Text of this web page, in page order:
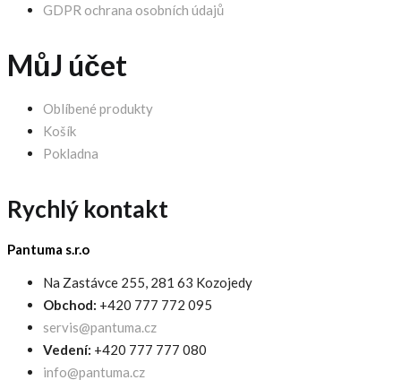
GDPR ochrana osobních údajů
MůJ účet
Oblíbené produkty
Košík
Pokladna
Rychlý kontakt
Pantuma s.r.o
Na Zastávce 255, 281 63 Kozojedy
Obchod: +420 777 772 095
servis@pantuma.cz
Vedení: +420 777 777 080
info@pantuma.cz